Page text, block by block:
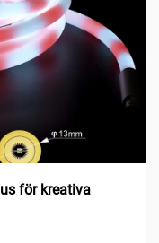
för kreativa